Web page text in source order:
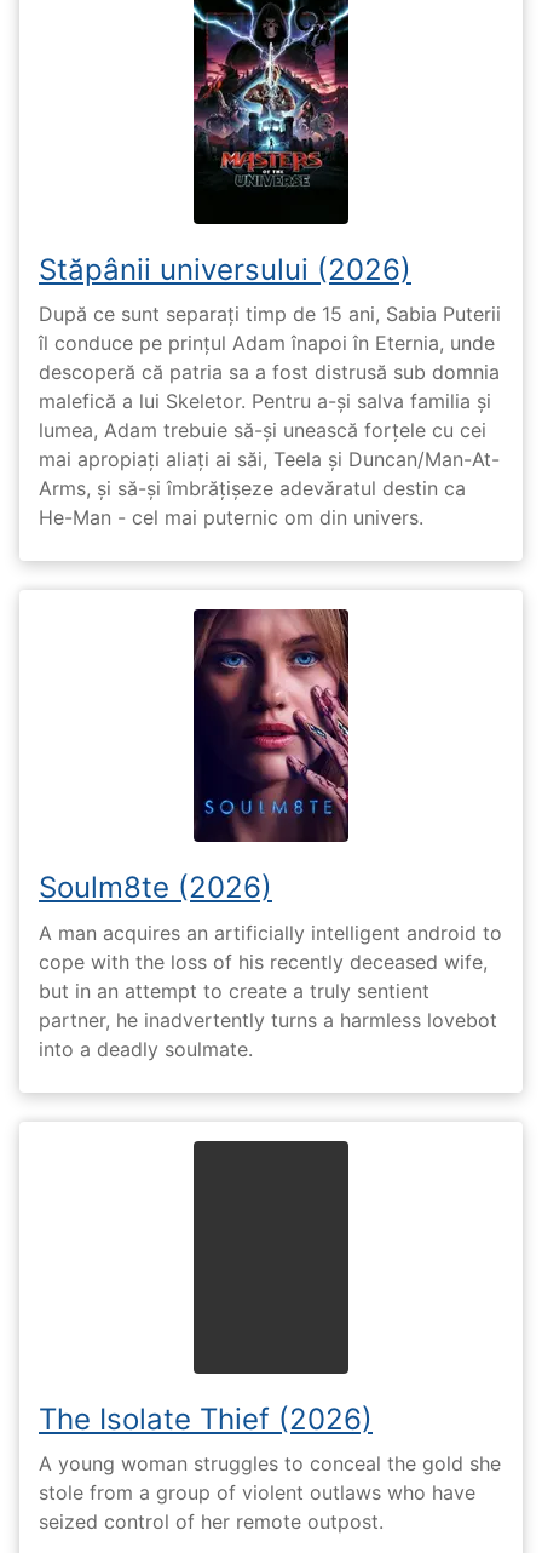
Stăpânii universului (2026)
După ce sunt separați timp de 15 ani, Sabia Puterii
îl conduce pe prințul Adam înapoi în Eternia, unde
descoperă că patria sa a fost distrusă sub domnia
malefică a lui Skeletor. Pentru a-și salva familia și
lumea, Adam trebuie să-și unească forțele cu cei
mai apropiați aliați ai săi, Teela și Duncan/Man-At-
Arms, și să-și îmbrățișeze adevăratul destin ca
He-Man - cel mai puternic om din univers.
Soulm8te (2026)
A man acquires an artificially intelligent android to
cope with the loss of his recently deceased wife,
but in an attempt to create a truly sentient
partner, he inadvertently turns a harmless lovebot
into a deadly soulmate.
The Isolate Thief (2026)
A young woman struggles to conceal the gold she
stole from a group of violent outlaws who have
seized control of her remote outpost.